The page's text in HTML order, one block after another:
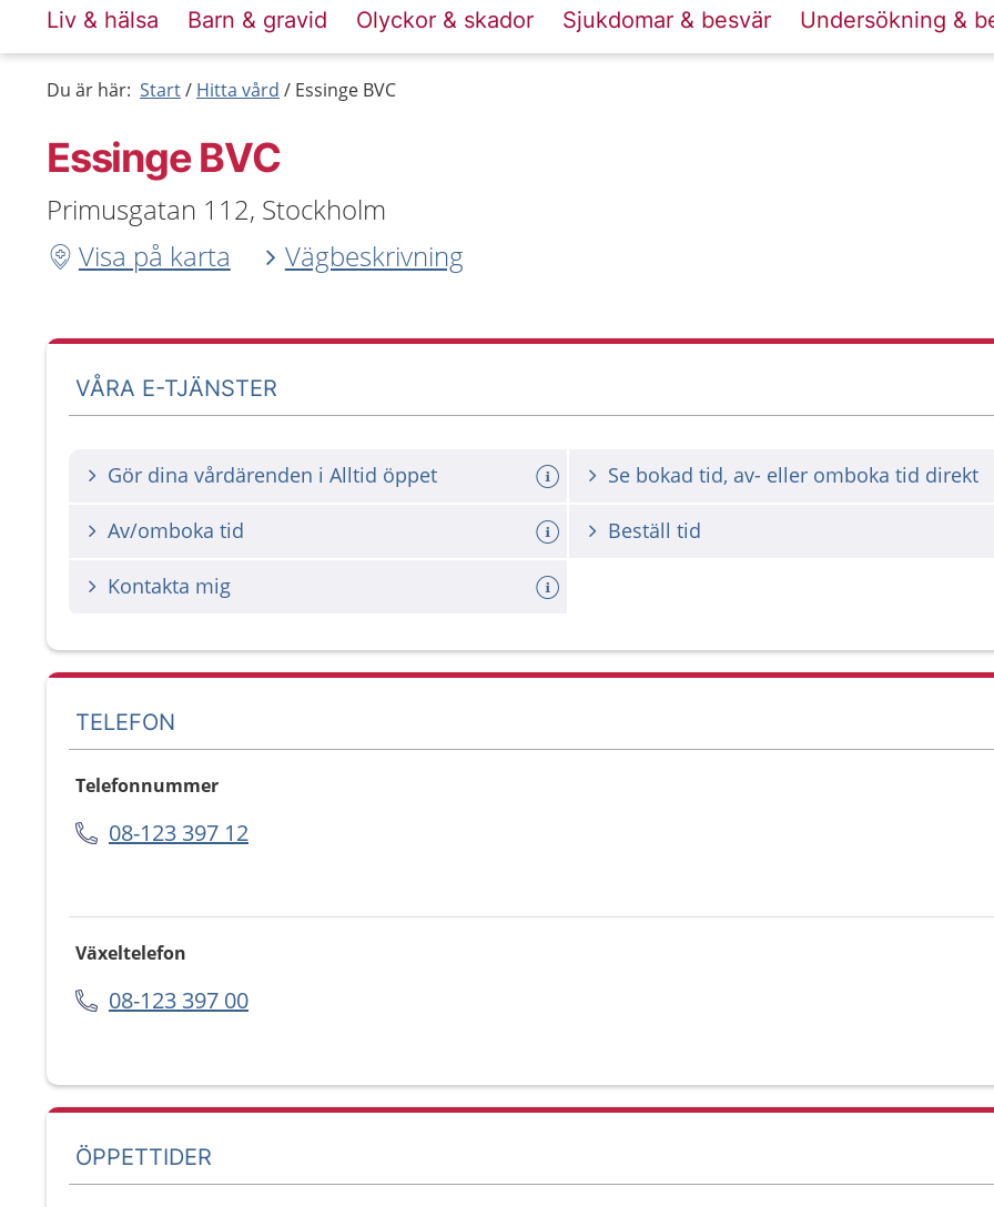
Liv & hälsa Barn & gravid Olyckor & skador Sjukdomar & besvär Undersökning &
Du är här: Start Hitta vård Essinge BVC
Essinge BVC
Primusgatan 112, Stockholm
Visa på karta
Vägbeskrivning
VÅRA E-TJÄNSTER
Gör dina vårdärenden i Alltid öppet Se bokad tid, av- eller omboka tid direkt
Av/omboka tid Beställ tid
Kontakta mig
TELEFON
Telefonnummer
08-123 397 12
Växeltelefon
08-123 397 00
ÖPPETTIDER